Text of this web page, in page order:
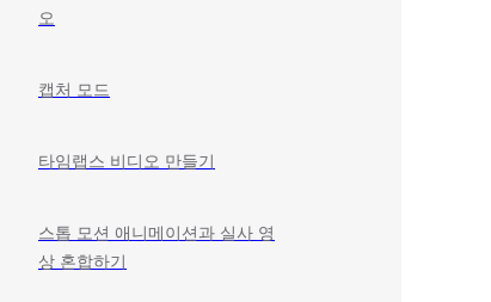
오
캡처 모드
타임랩스 비디오 만들기
스톱 모션 애니메이션과 실사 영
상 혼합하기